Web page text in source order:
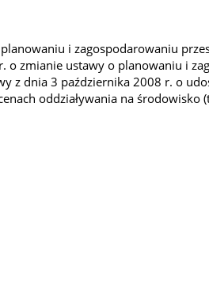
i zagospodarowaniu
zmianie ustawy o planowaniu i
z dnia 3 października 2008 r. o
oddziaływania na środowisko